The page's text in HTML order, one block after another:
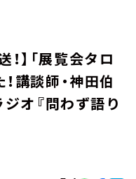
】「展覧会タロ
講談師・神田伯
オ『問わず語り